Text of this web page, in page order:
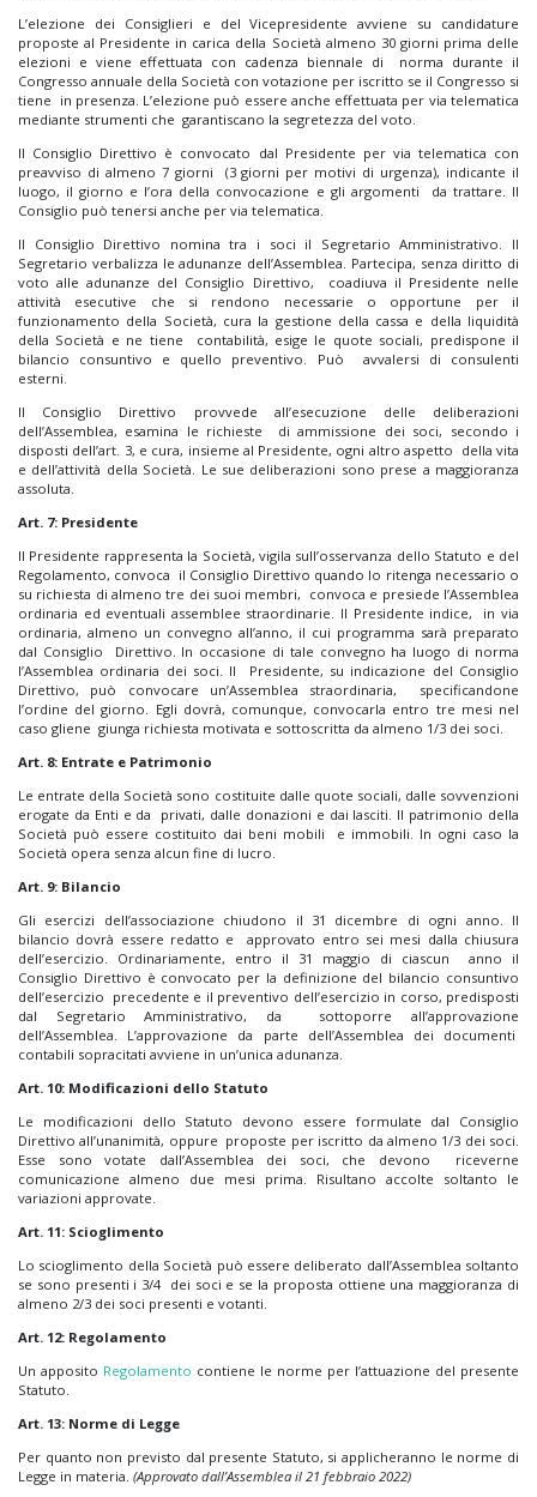
L’elezione dei Consiglieri e del Vicepresidente avviene su candidature
proposte al Presidente in carica della Società almeno 30 giorni prima delle
elezioni e viene effettuata con cadenza biennale di norma durante il
Congresso annuale della Società con votazione per iscritto se il Congresso si
tiene in presenza. L’elezione può essere anche effettuata per via telematica
mediante strumenti che garantiscano la segretezza del voto.
Il Consiglio Direttivo è convocato dal Presidente per via telematica con
preavviso di almeno 7 giorni (3 giorni per motivi di urgenza), indicante il
luogo, il giorno e l’ora della convocazione e gli argomenti da trattare. Il
Consiglio può tenersi anche per via telematica.
Il Consiglio Direttivo nomina tra i soci il Segretario Amministrativo. Il
Segretario verbalizza le adunanze dell’Assemblea. Partecipa, senza diritto di
voto alle adunanze del Consiglio Direttivo, coadiuva il Presidente nelle
attività esecutive che si rendono necessarie o opportune per il
funzionamento della Società, cura la gestione della cassa e della liquidità
della Società e ne tiene contabilità, esige le quote sociali, predispone il
bilancio consuntivo e quello preventivo. Può avvalersi di consulenti
esterni.
Il Consiglio Direttivo provvede all’esecuzione delle deliberazioni
dell’Assemblea, esamina le richieste di ammissione dei soci, secondo i
disposti dell’art. 3, e cura, insieme al Presidente, ogni altro aspetto della vita
e dell’attività della Società. Le sue deliberazioni sono prese a maggioranza
assoluta.
Art. 7: Presidente
Il Presidente rappresenta la Società, vigila sull’osservanza dello Statuto e del
Regolamento, convoca il Consiglio Direttivo quando lo ritenga necessario o
su richiesta di almeno tre dei suoi membri, convoca e presiede l’Assemblea
ordinaria ed eventuali assemblee straordinarie. Il Presidente indice, in via
ordinaria, almeno un convegno all’anno, il cui programma sarà preparato
dal Consiglio Direttivo. In occasione di tale convegno ha luogo di norma
l’Assemblea ordinaria dei soci. Il Presidente, su indicazione del Consiglio
Direttivo, può convocare un’Assemblea straordinaria, specificandone
l’ordine del giorno. Egli dovrà, comunque, convocarla entro tre mesi nel
caso gliene giunga richiesta motivata e sottoscritta da almeno 1/3 dei soci.
Art. 8: Entrate e Patrimonio
Le entrate della Società sono costituite dalle quote sociali, dalle sovvenzioni
erogate da Enti e da privati, dalle donazioni e dai lasciti. Il patrimonio della
Società può essere costituito dai beni mobili e immobili. In ogni caso la
Società opera senza alcun fine di lucro.
Art. 9: Bilancio
Gli esercizi dell’associazione chiudono il 31 dicembre di ogni anno. Il
bilancio dovrà essere redatto e approvato entro sei mesi dalla chiusura
dell’esercizio. Ordinariamente, entro il 31 maggio di ciascun anno il
Consiglio Direttivo è convocato per la definizione del bilancio consuntivo
dell’esercizio precedente e il preventivo dell’esercizio in corso, predisposti
dal Segretario Amministrativo, da sottoporre all’approvazione
dell’Assemblea. L’approvazione da parte dell’Assemblea dei documenti
contabili sopracitati avviene in un’unica adunanza.
Art. 10: Modificazioni dello Statuto
Le modificazioni dello Statuto devono essere formulate dal Consiglio
Direttivo all’unanimità, oppure proposte per iscritto da almeno 1/3 dei soci.
Esse sono votate dall’Assemblea dei soci, che devono riceverne
comunicazione almeno due mesi prima. Risultano accolte soltanto le
variazioni approvate.
Art. 11: Scioglimento
Lo scioglimento della Società può essere deliberato dall’Assemblea soltanto
se sono presenti i 3/4 dei soci e se la proposta ottiene una maggioranza di
almeno 2/3 dei soci presenti e votanti.
Art. 12: Regolamento
Un apposito Regolamento contiene le norme per l’attuazione del presente
Statuto.
Art. 13: Norme di Legge
Per quanto non previsto dal presente Statuto, si applicheranno le norme di
Legge in materia. (Approvato dall’Assemblea il 21 febbraio 2022)